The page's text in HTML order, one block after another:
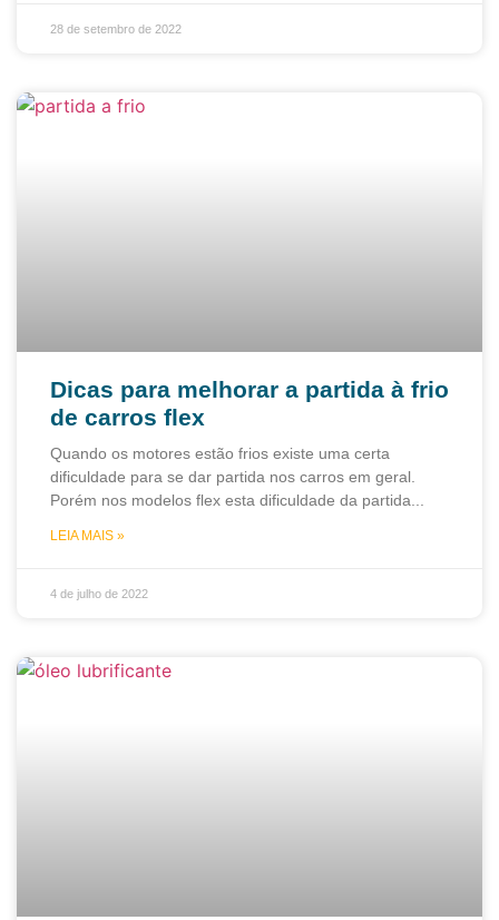
28 de setembro de 2022
Dicas para melhorar a partida à frio
de carros flex
Quando os motores estão frios existe uma certa
dificuldade para se dar partida nos carros em geral.
Porém nos modelos flex esta dificuldade da partida
LEIA MAIS »
4 de julho de 2022